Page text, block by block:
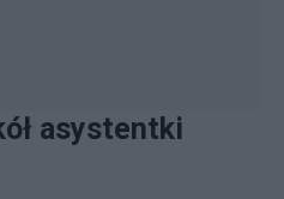
asystentki